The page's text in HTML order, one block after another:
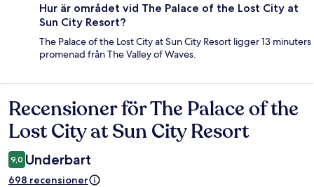
Hur är området vid The Palace of the Lost City at
Sun City Resort?
The Palace of the Lost City at Sun City Resort ligger 13 minuters
promenad från The Valley of Waves.
Recensioner
Recensioner för The Palace of the
Lost City at Sun City Resort
9,0 Underbart
698 recensioner